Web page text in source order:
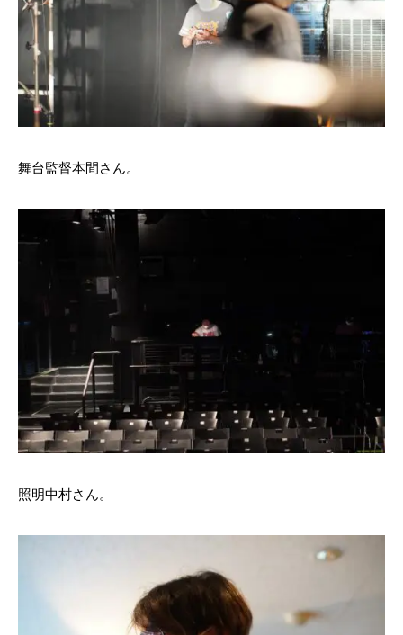
舞台監督本間さん。
照明中村さん。